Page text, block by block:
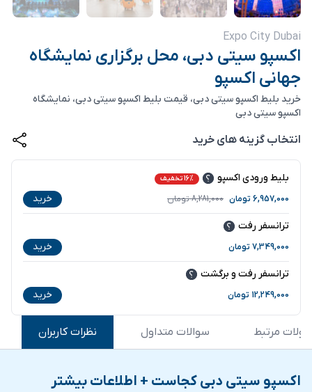
Expo City Dubai
اکسپو سیتی دبی، محل برگزاری نمایشگاه
جهانی اکسپو
خرید بلیط اکسپو سیتی دبی، قیمت بلیط اکسپو سیتی دبی، نمایشگاه
اکسپو سیتی دبی
انتخاب گزینه های خرید
بلیط ورودی اکسپو 16% تخفیف
6,957,000 تومان 8,281,000تومان خرید
ترانسفر رفت
7,349,000 تومان خرید
ترانسفر رفت و برگشت
12,249,000 تومان خرید
مرتبط سوالات متداول نظرات کاربران
اکسپو سیتی دبی کجاست + اطلاعات بیشتر